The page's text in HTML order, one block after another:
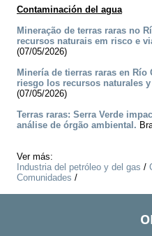
Contaminación del agua
Mineração de terras raras no
recursos naturais em risco e
(07/05/2026)
Minería de tierras raras en
riesgo los recursos naturales
(07/05/2026)
Terras raras: Serra Verde
análise de órgão ambiental.
Ver más:
Industria del petróleo y del gas /
Comunidades /